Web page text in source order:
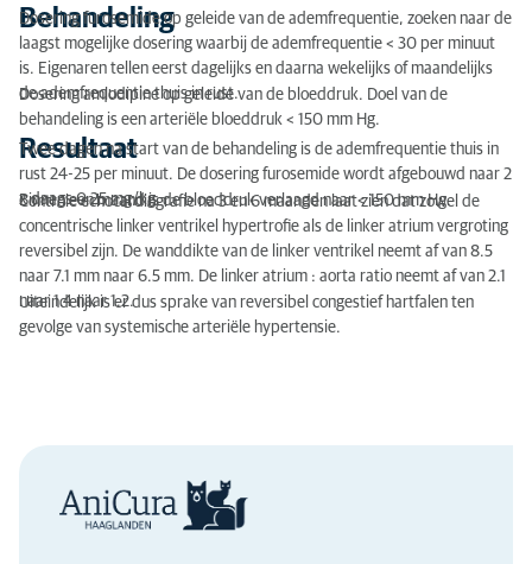
Behandeling
Dosering furosemide op geleide van de ademfrequentie, zoeken naar de
laagst mogelijke dosering waarbij de ademfrequentie < 30 per minuut
is. Eigenaren tellen eerst dagelijks en daarna wekelijks of maandelijks
de ademfrequentie thuis in rust.
Dosering amlodipine op geleide van de bloeddruk. Doel van de
behandeling is een arteriële bloeddruk < 150 mm Hg.
Resultaat
Twee dagen na start van de behandeling is de ademfrequentie thuis in
rust 24-25 per minuut. De dosering furosemide wordt afgebouwd naar 2
x daags 0.25 mg/kg.
Binnen een maand is de bloeddruk verlaagd naar < 150 mm Hg.
Controle echocardiografie na 3 en 6 maanden laat zien dat zowel de
concentrische linker ventrikel hypertrofie als de linker atrium vergroting
reversibel zijn. De wanddikte van de linker ventrikel neemt af van 8.5
naar 7.1 mm naar 6.5 mm. De linker atrium : aorta ratio neemt af van 2.1
naar 1.4 naar 1.2.
Uiteindelijk is er dus sprake van reversibel congestief hartfalen ten
gevolge van systemische arteriële hypertensie.